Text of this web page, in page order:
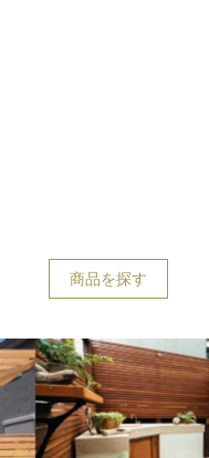
商品を探す